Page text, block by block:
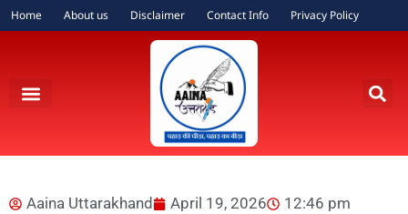
Home About us Disclaimer Contact Info Privacy Policy
Aaina Uttarakhand April 19, 2026 12:46 pm